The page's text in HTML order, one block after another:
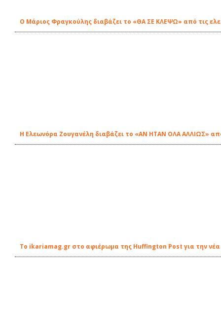
O Μάριος Φραγκούλης διαβάζει το «ΘΑ ΣΕ ΚΛΕΨΩ» από τις
Η Ελεωνόρα Ζουγανέλη διαβάζει το «ΑΝ ΗΤΑΝ ΟΛΑ ΑΛΛΙΩΣ»
Το ikariamag.gr στο αφιέρωμα της Huffington Post για την